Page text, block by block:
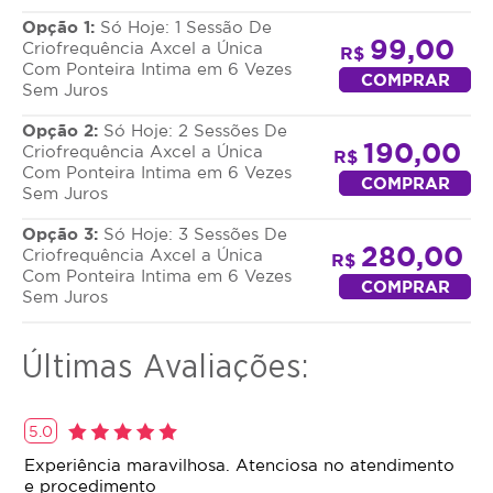
Flacidez, rejuvenescimento, gordura localizada e
celulite.
Opção 1: Só Hoje: 1 Sessão De
Criofrequência Axcel a Única
Com Ponteira Intima em 6 Vezes
Sem Juros
R$ 99,00
COMPRAR
Opção 2: Só Hoje: 2 Sessões De
Criofrequência Axcel a Única
Com Ponteira Intima em 6 Vezes
Sem Juros
R$ 190,00
COMPRAR
Opção 3: Só Hoje: 3 Sessões De
Criofrequência Axcel a Única
Com Ponteira Intima em 6 Vezes
Sem Juros
R$ 280,00
COMPRAR
Últimas Avaliações:
5.0
Experiência maravilhosa. Atenciosa no atendimento
e procedimento